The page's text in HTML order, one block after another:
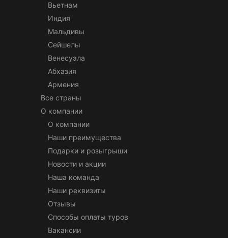
Вьетнам
Индия
Мальдивы
Сейшелы
Венесуэла
Абхазия
Армения
Все страны
О компании
О компании
Наши преимущества
Подарки и розыгрыши
Новости и акции
Наша команда
Наши реквизиты
Отзывы
Способы оплаты туров
Вакансии